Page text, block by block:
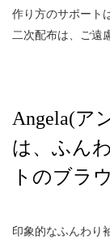
作り方のサポート
二次配布は、ご遠
Angela(ア
は、ふん
トのブラ
印象的なふんわり